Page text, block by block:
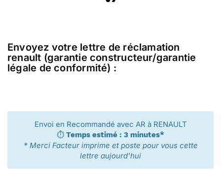
Envoyez votre lettre de réclamation
renault (garantie constructeur/garantie
légale de conformité) :
Envoi en Recommandé avec AR à RENAULT
⏱️ Temps estimé : 3 minutes*
* Merci Facteur imprime et poste pour vous cette
lettre aujourd'hui